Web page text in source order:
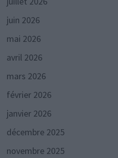
juin 2026
mai 2026
avril 2026
mars 2026
février 2026
janvier 2026
décembre 2025
novembre 2025